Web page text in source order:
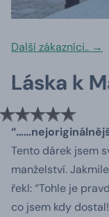
Další zákazníci.. →
Láska k
Tento dárek jsem
manželství.
řekl: “Tohle je
co jsem kdy